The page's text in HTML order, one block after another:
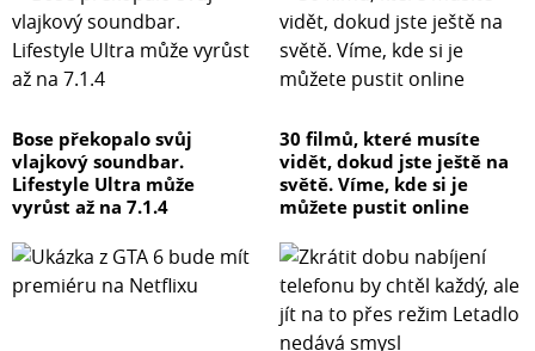
Bose překopalo svůj
vlajkový soundbar.
Lifestyle Ultra může
vyrůst až na 7.1.4
30 filmů, které musíte
vidět, dokud jste ještě na
světě. Víme, kde si je
můžete pustit online